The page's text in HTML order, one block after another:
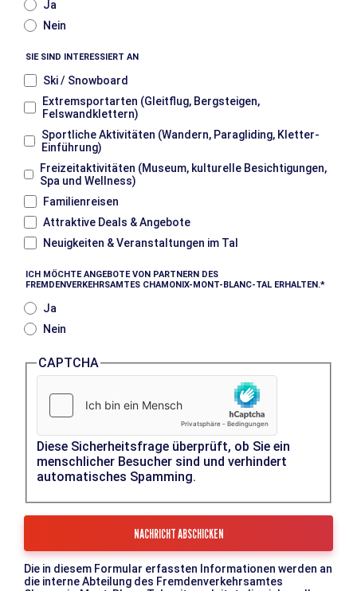
Ja
Nein
SIE SIND INTERESSIERT AN
Ski / Snowboard
Extremsportarten (Gleitflug, Bergsteigen,
Felswandklettern)
Sportliche Aktivitäten (Wandern, Paragliding, Kletter-
Einführung)
Freizeitaktivitäten (Museum, kulturelle Besichtigungen,
Spa und Wellness)
Familienreisen
Attraktive Deals & Angebote
Neuigkeiten & Veranstaltungen im Tal
ICH MÖCHTE ANGEBOTE VON PARTNERN DES
FREMDENVERKEHRSAMTES CHAMONIX-MONT-BLANC-TAL ERHALTEN.
Ja
Nein
CAPTCHA
Diese Sicherheitsfrage überprüft, ob Sie ein
menschlicher Besucher sind und verhindert
automatisches Spamming.
Die in diesem Formular erfassten Informationen werden an
die interne Abteilung des Fremdenverkehrsamtes